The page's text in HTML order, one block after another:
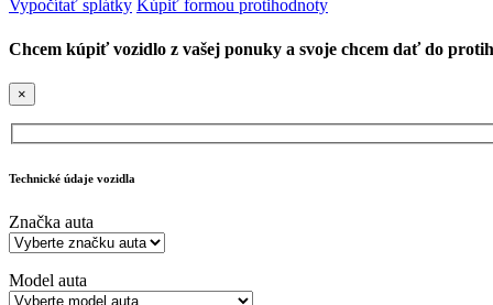
Vypočítať splátky Kúpiť formou protihodnoty
Chcem kúpiť vozidlo z vašej ponuky a svoje chcem dať do
×
Technické údaje vozidla
Značka auta
Model auta